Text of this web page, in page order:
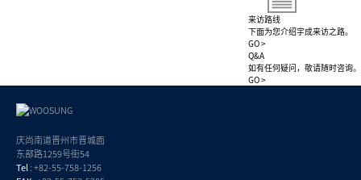
来访路线
下面为您介绍宇成来访之路。
GO >
Q&A
如有任何疑问，敬请随时咨询。
GO >
庆尚南道晋州市晋城面
东部路1259号街54
Tel: +82-55-758-1256